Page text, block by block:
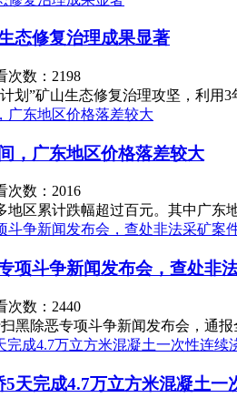
态修复治理成果显著
次数：2198
划”矿山生态修复治理攻坚，利用3
，广东地区价格落差较大
次数：2016
区累计跌幅超过百元。其中广东
项斗争新闻发布会，查处非
次数：2440
黑除恶专项斗争新闻发布会，通
天完成4.7万立方米混凝土一